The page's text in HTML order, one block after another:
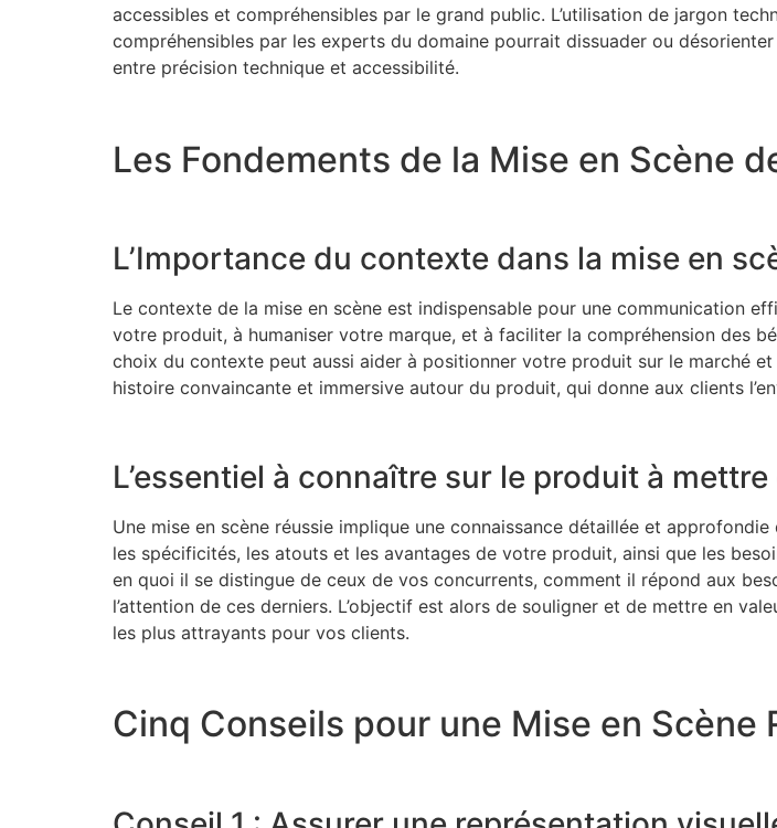
accessibles et compréhensibles par le grand public. L’utilisation de jargon
compréhensibles par les experts du domaine pourrait dissuader ou
entre précision technique et accessibilité.
Les Fondements de la Mise en Scène
L’Importance du contexte dans la mise en
Le contexte de la mise en scène est indispensable pour une communication
votre produit, à humaniser votre marque, et à faciliter la compréhension des
choix du contexte peut aussi aider à positionner votre produit sur le marché
histoire convaincante et immersive autour du produit, qui donne aux clients
L’essentiel à connaître sur le produit à
Une mise en scène réussie implique une connaissance détaillée et
les spécificités, les atouts et les avantages de votre produit, ainsi que les
en quoi il se distingue de ceux de vos concurrents, comment il répond aux
l’attention de ces derniers. L’objectif est alors de souligner et de mettre en
les plus attrayants pour vos clients.
Cinq Conseils pour une Mise en Scène